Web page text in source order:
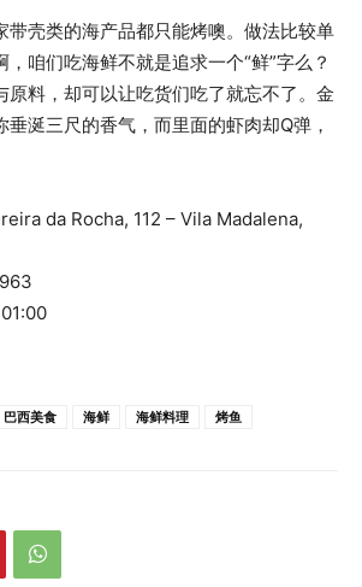
带壳类的海产品都只能烤噢。做法比较单
咱们吃海鲜不就是追求一个“鲜”字么？
原料，却可以让吃货们吃了就忘不了。金
涎三尺的香气，而里面的虾肉却Q弹，
da Rocha, 112 – Vila Madalena,
巴西美食 海鲜 海鲜料理 烤鱼